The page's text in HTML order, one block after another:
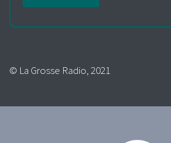
© La Grosse Radio, 2021